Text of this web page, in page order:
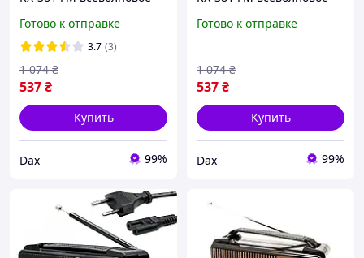
от сети акумулятора
батареек Черный pix
Готово к отправке
3.7 (3)
537₴
1 074 ₴
Купить
Dax 99%
от сети аккумулятора
Готово к отправке
537₴
1 074 ₴
Купить
Dax 99%